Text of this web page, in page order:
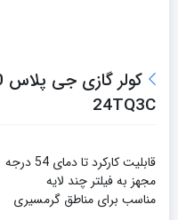
24TQ3C
قابلیت کارکرد تا دمای 54 درجه
مجهز به فیلتر چند لایه
مناسب براى مناطق گرمسیرى